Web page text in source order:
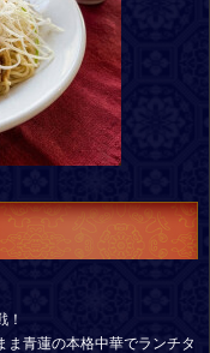
！
ま青蓮の本格中華でランチタ